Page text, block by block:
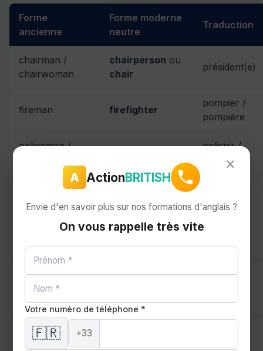
Forme
ancienne
Forme moderne
neutre
Traduction
chairman /
chairwoman
chairperson ou
chair
président(e)
fireman firefighter
pompier /
pompière
policeman /
policier /
policière
ou
postal worker
factrice
steward /
stewardess
hôtesse /
steward
businesswoman
businessperson
professional
homme /
d'affaires
spokesman /
spokeswoman
parole
×
A ActionBRITISH
Envie d'en savoir plus sur nos formations d'anglais ?
On vous rappelle très vite
Votre numéro de téléphone *
🇫🇷 +33